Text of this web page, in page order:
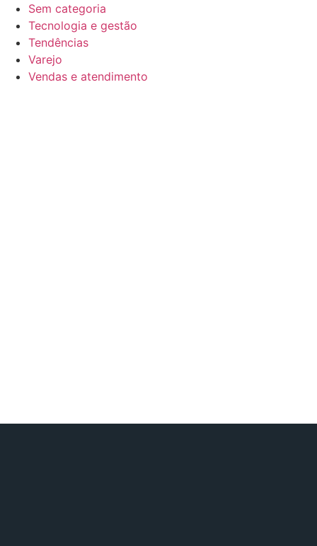
Sem categoria
Tecnologia e gestão
Tendências
Varejo
Vendas e atendimento